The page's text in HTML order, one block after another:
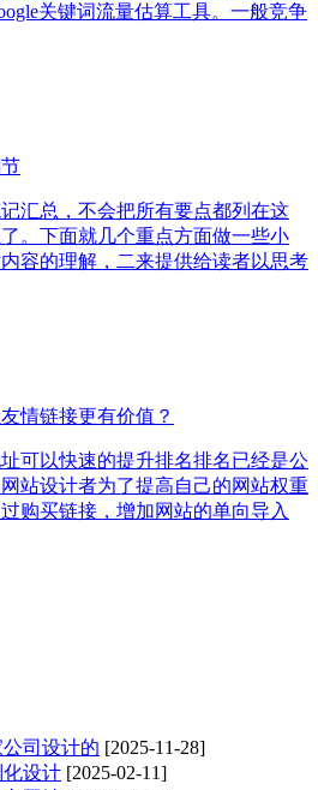
关键词流量估算工具。一般竞争
汇总，不会把所有要点都列在这
。下面就几个重点方面做一些小
容的理解，二来提供给读者以思考
情链接更有价值？
可以快速的提升排名排名已经是公
站设计者为了提高自己的网站权重
购买链接，增加网站的单向导入
司设计的 [2025-11-28]
设计 [2025-02-11]